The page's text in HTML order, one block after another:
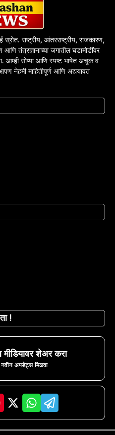
स्रोत. राष्ट्रीय, आंतरराष्ट्रीय, राजकारण,
आणि तंत्रज्ञानाच्या जगातील घडामोडींवर
आम्ही सोप्या आणि स्पष्ट भाषेत अचूक व
नेहमी माहितीपूर्ण आणि अद्ययावत
!
शेअर करा
नवीन अपडेट्स मिळवा